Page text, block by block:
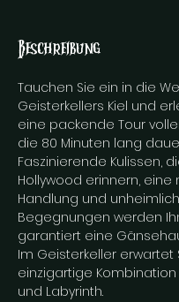
Beschreibung
Tauchen Sie ein in die
Geisterkellers Kiel und
eine packende Tour
die 80 Minuten lang
Faszinierende Kulissen,
Hollywood erinnern, eine
Handlung und
Begegnungen werden
garantiert eine
Im Geisterkeller erwartet
einzigartige Kombination
und Labyrinth.